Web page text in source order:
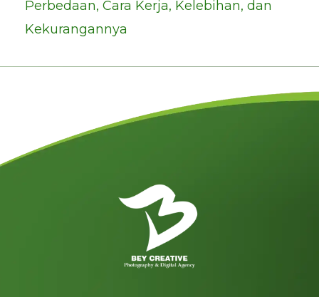
Perbedaan, Cara Kerja, Kelebihan, dan
Kekurangannya